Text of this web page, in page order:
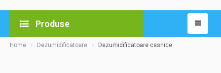
Produse
Home Dezumidificatoare Dezumidificatoare casnice